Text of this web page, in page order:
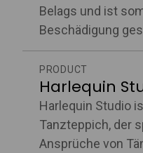
Belags und ist
Beschädigung
PRODUCT
Harlequin
Harlequin Studio
Tanzteppich, der
Ansprüche von